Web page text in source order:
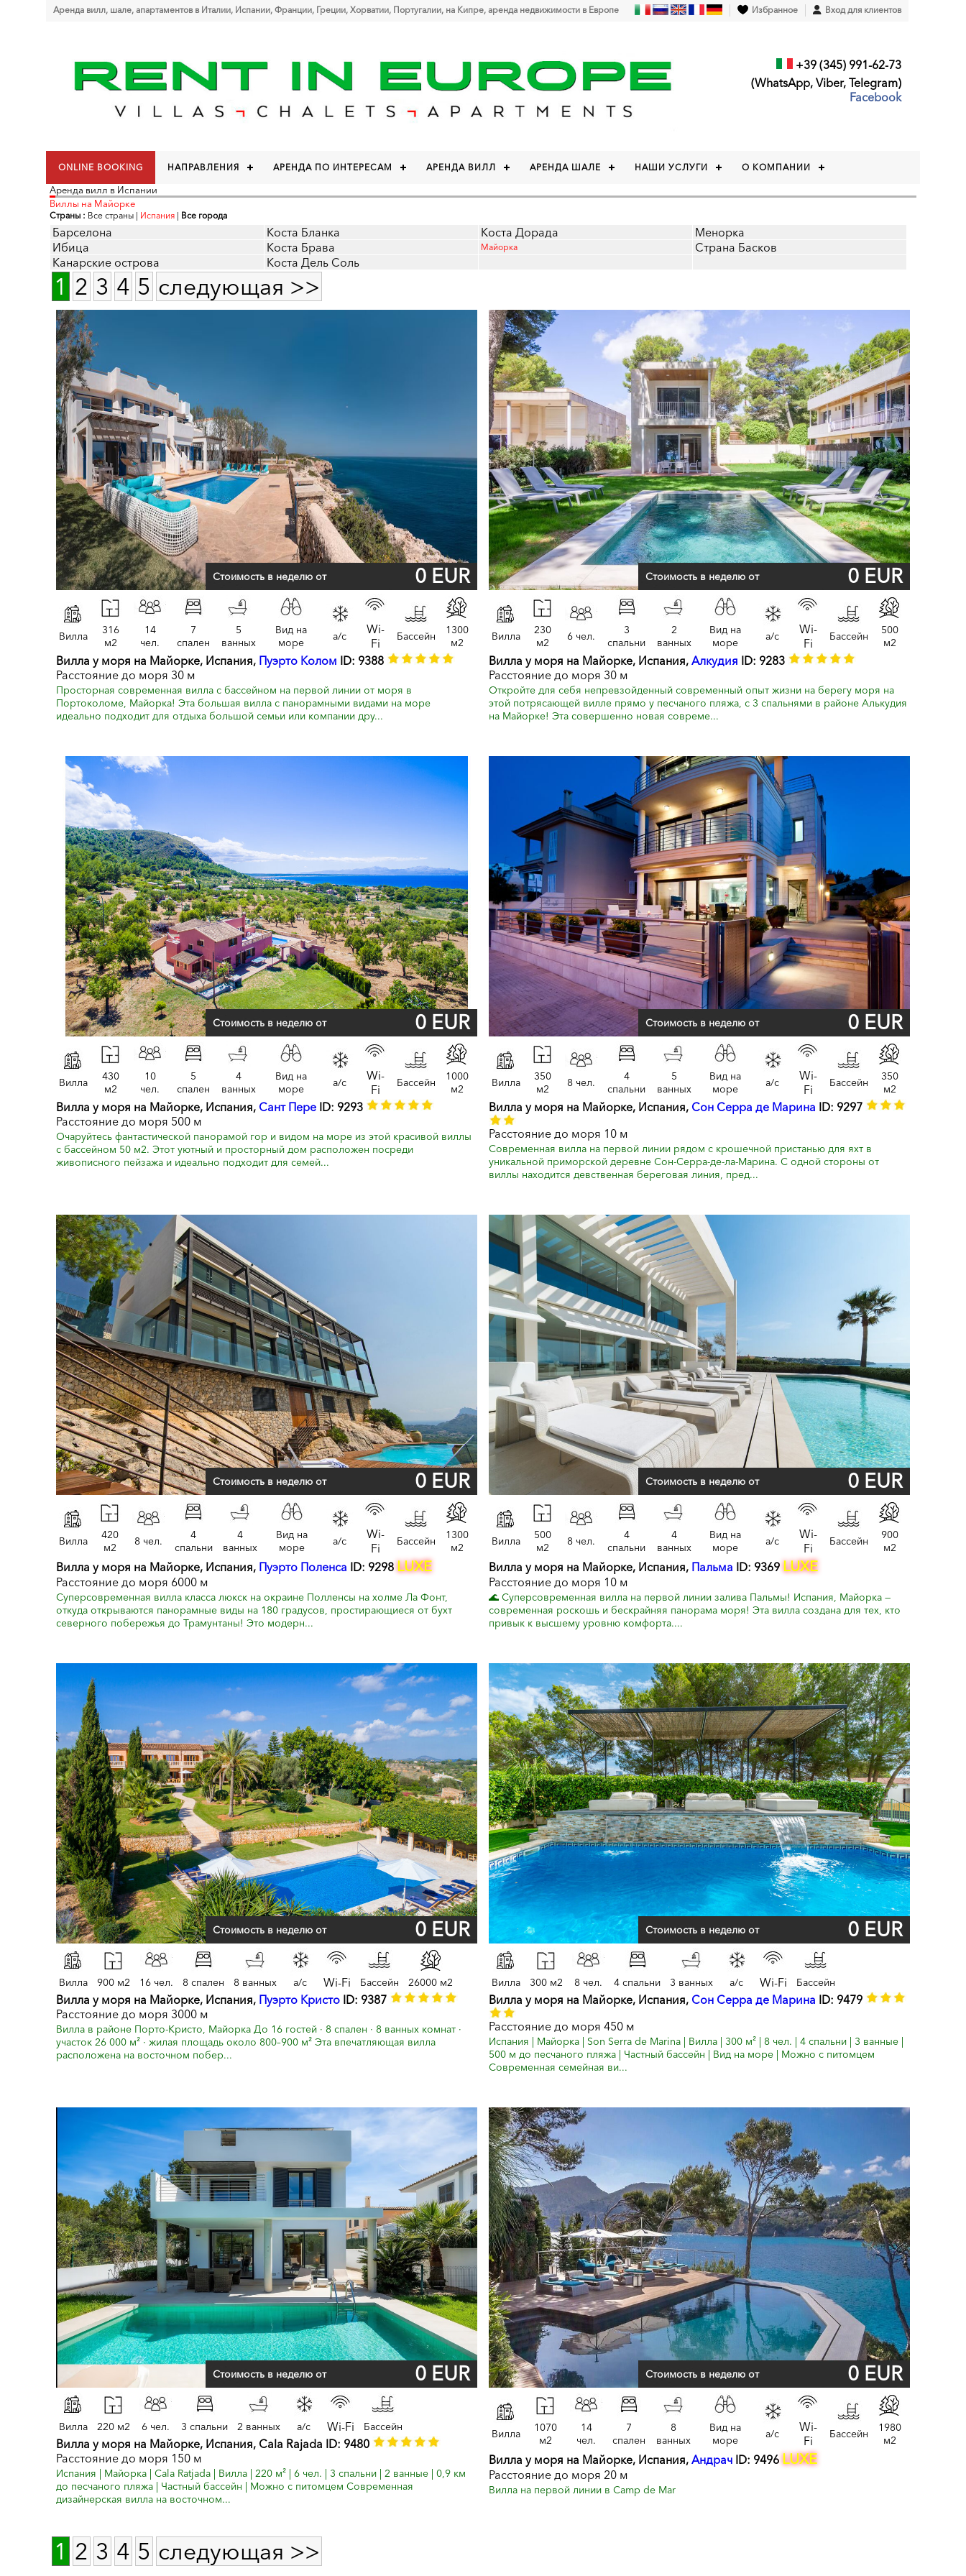
Аренда вилл, шале, апартаментов в Италии, Испании, Франции, Греции, Хорватии, Португалии, на Кипре, аренда недвижимости в Европе Избранное Вход для клиентов
+39 (345) 991-62-73
(WhatsApp, Viber, Telegram)
Facebook
ONLINE BOOKING НАПРАВЛЕНИЯ АРЕНДА ПО ИНТЕРЕСАМ АРЕНДА ВИЛЛ АРЕНДА ШАЛЕ НАШИ УСЛУГИ О КОМПАНИИ
Аренда вилл в Испании
Виллы на Майорке
Страны : Все страны | Испания | Все города
Барселона Коста Бланка Коста Дорада
Менорка
Ибица
Коста Брава Майорка
Страна Басков
Канарские острова
Коста Дель Соль
1 2 3 4 5 следующая >>
Стоимость в неделю от 0 EUR
Вилла
316
м2
14
чел.
7
спален
5
ванных
Вид на
море
a/c
Wi-
Fi
Бассейн
1300
м2
Вилла у моря на Майорке, Испания, Пуэрто Колом ID: 9388
Расстояние до моря 30 м
Просторная современная вилла с бассейном на первой линии от моря в
Портоколоме, Майорка! Эта большая вилла с панорамными видами на море
идеально подходит для отдыха большой семьи или компании дру...
Стоимость в неделю от 0 EUR
Вилла
230
м2
6 чел.
3
спальни
2
ванных
Вид на
море
a/c
Wi-
Fi
Бассейн
500
м2
Вилла у моря на Майорке, Испания, Алкудия ID: 9283
Расстояние до моря 30 м
Откройте для себя непревзойденный современный опыт жизни на берегу моря на
этой потрясающей вилле прямо у песчаного пляжа, с 3 спальнями в районе Алькудия
на Майорке! Эта совершенно новая совреме...
Стоимость в неделю от 0 EUR
Вилла
430
м2
10
чел.
5
спален
4
ванных
Вид на
море
a/c
Wi-
Fi
Бассейн
1000
м2
Вилла у моря на Майорке, Испания, Сант Пере ID: 9293
Расстояние до моря 500 м
Очаруйтесь фантастической панорамой гор и видом на море из этой красивой виллы
с бассейном 50 м2. Этот уютный и просторный дом расположен посреди
живописного пейзажа и идеально подходит для семей...
Стоимость в неделю от 0 EUR
Вилла
350
м2
8 чел.
4
спальни
5
ванных
Вид на
море
a/c
Wi-
Fi
Бассейн
350
м2
Вилла у моря на Майорке, Испания, Сон Серра де Марина ID: 9297
Расстояние до моря 10 м
Современная вилла на первой линии рядом с крошечной пристанью для яхт в
уникальной приморской деревне Сон-Серра-де-ла-Марина. С одной стороны от
виллы находится девственная береговая линия, пред...
Стоимость в неделю от 0 EUR
Вилла
420
м2
8 чел.
4
спальни
4
ванных
Вид на
море
a/c
Wi-
Fi
Бассейн
1300
м2
Вилла у моря на Майорке, Испания, Пуэрто Поленса ID: 9298 LUXE
Расстояние до моря 6000 м
Суперсовременная вилла класса люкск на окраине Полленсы на холме Ла Фонт,
откуда открываются панорамные виды на 180 градусов, простирающиеся от бухт
северного побережья до Трамунтаны! Это модерн...
Стоимость в неделю от 0 EUR
Вилла
500
м2
8 чел.
4
спальни
4
ванных
Вид на
море
a/c
Wi-
Fi
Бассейн
900
м2
Вилла у моря на Майорке, Испания, Пальма ID: 9369 LUXE
Расстояние до моря 10 м
🌊 Суперсовременная вилла на первой линии залива Пальмы! Испания, Майорка —
современная роскошь и бескрайняя панорама моря! Эта вилла создана для тех, кто
привык к высшему уровню комфорта....
Стоимость в неделю от 0 EUR
Вилла 900 м2 16 чел. 8 спален 8 ванных a/c Wi-Fi Бассейн 26000 м2
Вилла у моря на Майорке, Испания, Пуэрто Кристо ID: 9387
Расстояние до моря 3000 м
Вилла в районе Порто-Кристо, Майорка До 16 гостей · 8 спален · 8 ванных комнат ·
участок 26 000 м² · жилая площадь около 800–900 м² Эта впечатляющая вилла
расположена на восточном побер...
Стоимость в неделю от 0 EUR
Вилла 300 м2 8 чел. 4 спальни 3 ванных a/c Wi-Fi Бассейн
Вилла у моря на Майорке, Испания, Сон Серра де Марина ID: 9479
Расстояние до моря 450 м
Испания | Майорка | Son Serra de Marina | Вилла | 300 м² | 8 чел. | 4 спальни | 3 ванные |
500 м до песчаного пляжа | Частный бассейн | Вид на море | Можно с питомцем
Современная семейная ви...
Стоимость в неделю от 0 EUR
Вилла 220 м2 6 чел. 3 спальни 2 ванных a/c Wi-Fi Бассейн
Вилла у моря на Майорке, Испания, Cala Rajada ID: 9480
Расстояние до моря 150 м
Испания | Майорка | Cala Ratjada | Вилла | 220 м² | 6 чел. | 3 спальни | 2 ванные | 0,9 км
до песчаного пляжа | Частный бассейн | Можно с питомцем Современная
дизайнерская вилла на восточном...
Стоимость в неделю от 0 EUR
Вилла
1070
м2
14
чел.
7
спален
8
ванных
Вид на
море
a/c
Wi-
Fi
Бассейн
1980
м2
Вилла у моря на Майорке, Испания, Андрач ID: 9496 LUXE
Расстояние до моря 20 м
Вилла на первой линии в Camp de Mar
1 2 3 4 5 следующая >>